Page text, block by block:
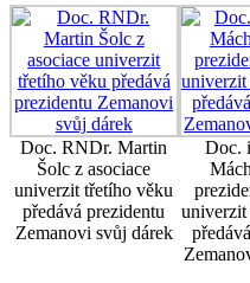
Doc. RNDr. Martin
Šolc z asociace
univerzit třetího věku
předává prezidentu
Zemanovi svůj dárek
Doc.
univerzit